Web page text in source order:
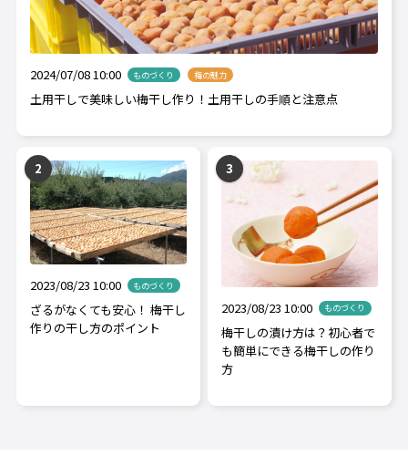
2024/07/08 10:00 ものづくり 梅の魅力
土用干しで美味しい梅干し作り！土用干しの手順と注意点
2023/08/23 10:00 ものづくり
ざるがなくても安心！ 梅干し
作りの干し方のポイント
2023/08/23 10:00 ものづくり
梅干しの漬け方は？初心者で
も簡単にできる梅干しの作り
方